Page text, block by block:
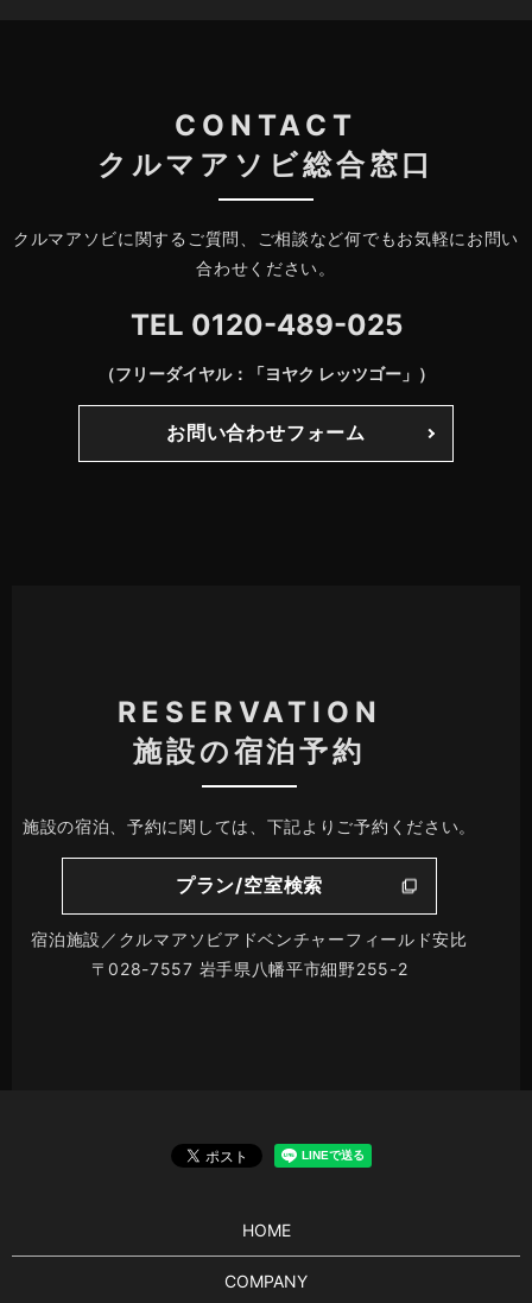
CONTACT
クルマアソビ総合窓口
クルマアソビに関するご質問、ご相談など何でもお気軽にお問い
合わせください。
TEL 0120-489-025
（フリーダイヤル：「ヨヤク レッツゴー」）
お問い合わせフォーム
RESERVATION
施設の宿泊予約
施設の宿泊、予約に関しては、下記よりご予約ください。
プラン/空室検索
宿泊施設／クルマアソビアドベンチャーフィールド安比
〒028-7557 岩手県八幡平市細野255-2
HOME
COMPANY